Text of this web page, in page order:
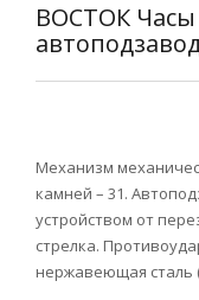
ВОСТОК
Механизм
камней – 31.
устройством от
стрелка.
нержавеющая сталь